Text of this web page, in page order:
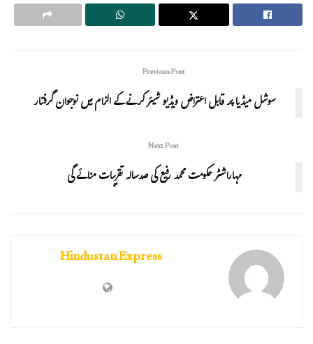
Previous Post
سوشل میڈیا پر قابل اعتراض ویڈیو شیئر کرنے کے الزام میں نوجوان گرفتار
Next Post
مہاراشٹر حکومت محمد رفیع کی صدسالہ تقریبات منائے گی
Hindustan Express